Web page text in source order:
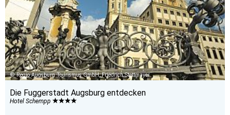
Regio Augsburg Tourismus GmbH, Friedrich Stettmayer
Die Fuggerstadt Augsburg entdecken
Hotel Schempp